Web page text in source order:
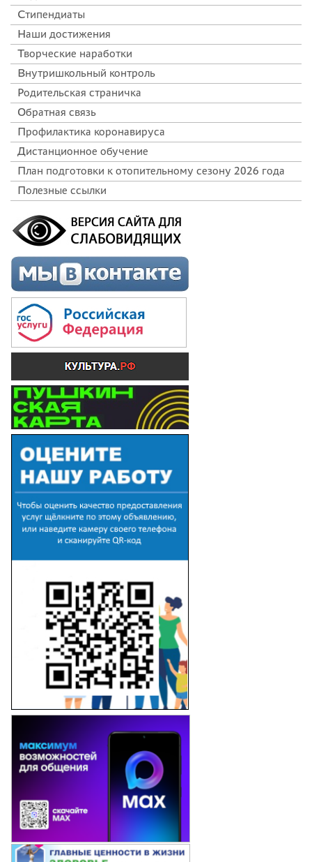
Стипендиаты
Наши достижения
Творческие наработки
Внутришкольный контроль
Родительская страничка
Обратная связь
Профилактика коронавируса
Дистанционное обучение
План подготовки к отопительному сезону 2026 года
Полезные ссылки